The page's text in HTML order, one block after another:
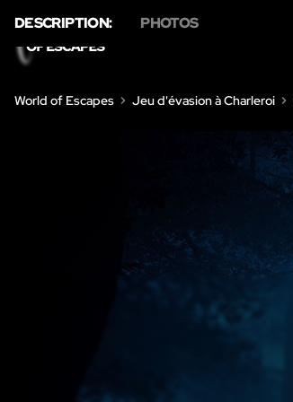
World of Escapes Jeu d'évasion à Charleroi
DESCRIPTION: PHOTOS